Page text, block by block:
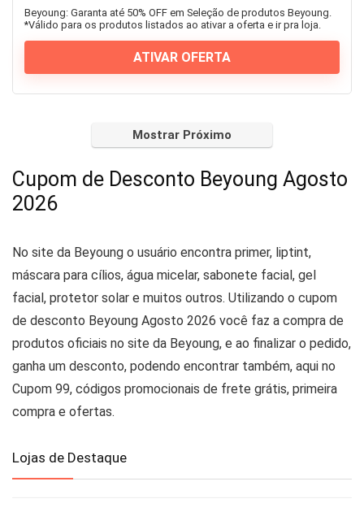
Beyoung: Garanta até 50% OFF em Seleção de produtos Beyoung.
*Válido para os produtos listados ao ativar a oferta e ir pra loja.
ATIVAR OFERTA
Mostrar Próximo
Cupom de Desconto Beyoung Agosto
2026
No site da Beyoung o usuário encontra primer, liptint,
máscara para cílios, água micelar, sabonete facial, gel
facial, protetor solar e muitos outros. Utilizando o cupom
de desconto Beyoung Agosto 2026 você faz a compra de
produtos oficiais no site da Beyoung, e ao finalizar o pedido,
ganha um desconto, podendo encontrar também, aqui no
Cupom 99, códigos promocionais de frete grátis, primeira
compra e ofertas.
Lojas de Destaque